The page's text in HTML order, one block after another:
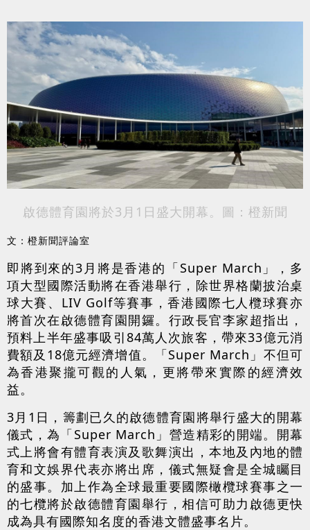
啟德體育園將於3月1日盛大開幕。圖：橙新聞
文：橙新聞評論室
即將到來的3月將是香港的「Super March」，多
項大型國際活動將在香港舉行，除世界格蘭披治桌
球大賽、LIV Golf等賽事，香港國際七人欖球賽亦
將首次在啟德體育園開鑼。行政長官李家超指出，
預料上半年盛事吸引84萬人次旅客，帶來33億元消
費額及18億元經濟增值。「Super March」不但可
為香港聚攏可觀的人氣，更將帶來實際的經濟效
益。
3月1日，籌劃已久的啟德體育園將舉行盛大的開幕
儀式，為「Super March」營造精彩的開端。開幕
式上將會有體育表演及歌舞演出，本地及內地的體
育和文娛界代表亦將出席，儀式無疑會是全城矚目
的盛事。加上作為全球最重要國際橄欖球賽事之一
的七欖將於啟德體育園舉行，相信可助力啟德更快
成為具有國際知名度的香港文體盛事名片。